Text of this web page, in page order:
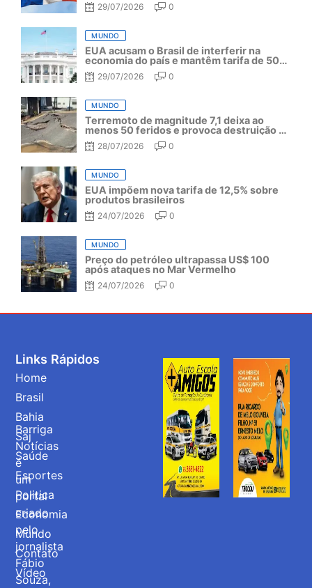
29/07/2026 0
MUNDO
EUA acusam o Brasil de interferir na
economia do país e mantêm tarifa de 50%
por mais um ano
29/07/2026 0
MUNDO
Terremoto de magnitude 7,1 deixa ao
menos 50 feridos e provoca destruição no
Japão
28/07/2026 0
MUNDO
EUA impõem nova tarifa de 12,5% sobre
produtos brasileiros
24/07/2026 0
MUNDO
Preço do petróleo ultrapassa US$ 100
após ataques no Mar Vermelho
24/07/2026 0
Barriga
Notícias
é
um
portal
criado
pelo
jornalista
Fábio
Souza,
Links Rápidos
Home
Brasil
Bahia
Saj
Saúde
Esportes
Politica
Economia
Mundo
Contato
Vídeo